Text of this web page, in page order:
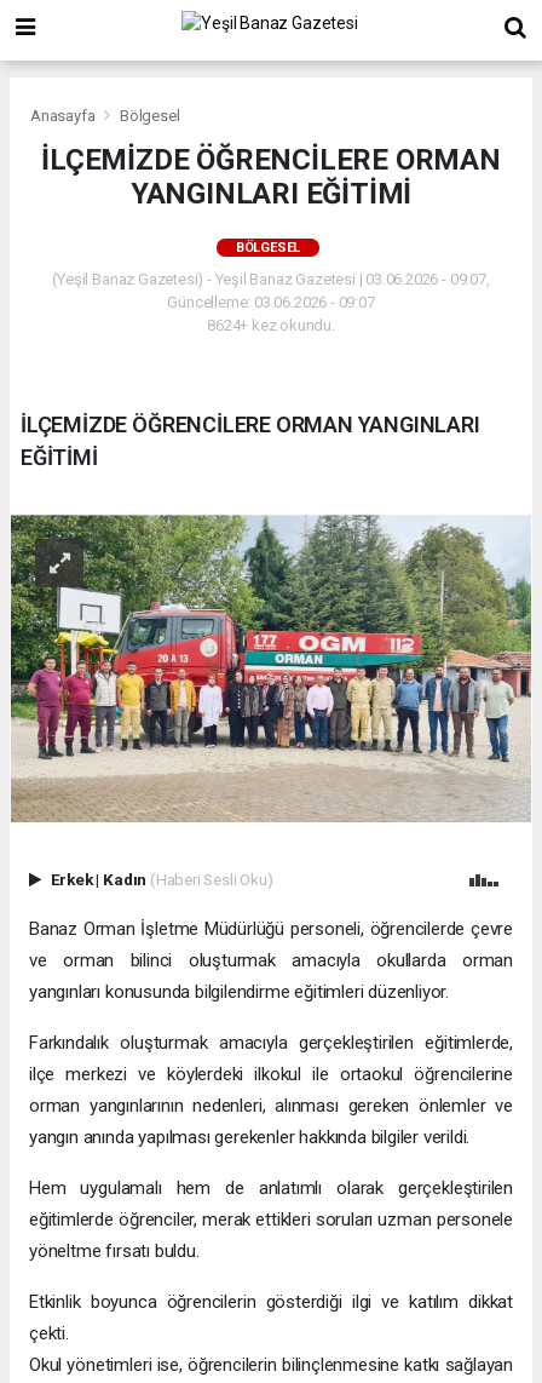
Anasayfa Bölgesel
İLÇEMİZDE ÖĞRENCİLERE ORMAN
YANGINLARI EĞİTİMİ
BÖLGESEL
(Yeşil Banaz Gazetesi) - Yeşil Banaz Gazetesi | 03.06.2026 - 09:07,
Güncelleme: 03.06.2026 - 09:07
8624+ kez okundu.
İLÇEMİZDE ÖĞRENCİLERE ORMAN YANGINLARI
EĞİTİMİ
Erkek| Kadın (Haberi Sesli Oku)
Banaz Orman İşletme Müdürlüğü personeli, öğrencilerde çevre
ve orman bilinci oluşturmak amacıyla okullarda orman
yangınları konusunda bilgilendirme eğitimleri düzenliyor.
Farkındalık oluşturmak amacıyla gerçekleştirilen eğitimlerde,
ilçe merkezi ve köylerdeki ilkokul ile ortaokul öğrencilerine
orman yangınlarının nedenleri, alınması gereken önlemler ve
yangın anında yapılması gerekenler hakkında bilgiler verildi.
Hem uygulamalı hem de anlatımlı olarak gerçekleştirilen
eğitimlerde öğrenciler, merak ettikleri soruları uzman personele
yöneltme fırsatı buldu.
Etkinlik boyunca öğrencilerin gösterdiği ilgi ve katılım dikkat
çekti.
Okul yönetimleri ise, öğrencilerin bilinçlenmesine katkı sağlayan